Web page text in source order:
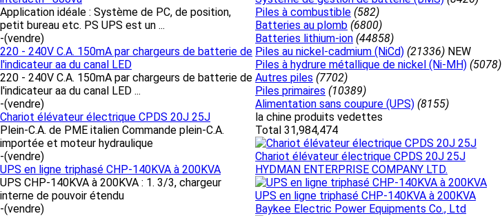
Application idéale : Système de PC, de position,
petit bureau etc. PS UPS est un ...
-(vendre)
220 - 240V C.A. 150mA par chargeurs de batterie de
l'indicateur aa du canal LED
220 - 240V C.A. 150mA par chargeurs de batterie de
l'indicateur aa du canal LED ...
-(vendre)
Chariot élévateur électrique CPDS 20J 25J
Plein-C.A. de PME italien Commande plein-C.A.
importée et moteur hydraulique
-(vendre)
UPS en ligne triphasé CHP-140KVA à 200KVA
UPS CHP-140KVA à 200KVA : 1. 3/3, chargeur
interne de pouvoir étendu
-(vendre)
Piles à combustible (582)
Batteries au plomb (6800)
Batteries lithium-ion (44858)
Piles au nickel-cadmium (NiCd) (21336) NEW
Piles à hydrure métallique de nickel (Ni-MH) (5078)
Autres piles (7702)
Piles primaires (10389)
Alimentation sans coupure (UPS) (8155)
la chine produits vedettes
Total 31,984,474
Chariot élévateur électrique CPDS 20J 25J
HYDMAN ENTERPRISE COMPANY LTD.
UPS en ligne triphasé CHP-140KVA à 200KVA
Baykee Electric Power Equipments Co., Ltd